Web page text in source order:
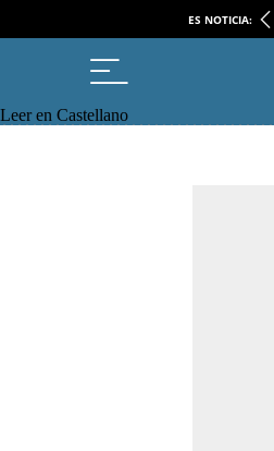
ES NOTICIA:
Leer en Castellano